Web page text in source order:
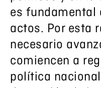
es fundamental
actos. Por esta
necesario
comiencen a
política